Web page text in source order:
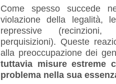
Come spesso succede
violazione della legalità,
repressive (recinzioni,
perquisizioni). Queste
alla preoccupazione dei
tuttavia misure estreme
problema nella sua